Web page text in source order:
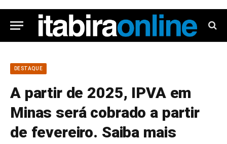
DESTAQUE
A partir de 2025, IPVA em
Minas será cobrado a partir
de fevereiro. Saiba mais